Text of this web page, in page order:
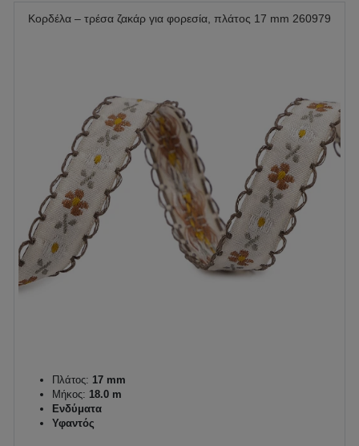
Κορδέλα – τρέσα ζακάρ για φορεσία, πλάτος 17 mm 260979
Πλάτος: 17 mm
Μήκος: 18.0 m
Ενδύματα
Υφαντός